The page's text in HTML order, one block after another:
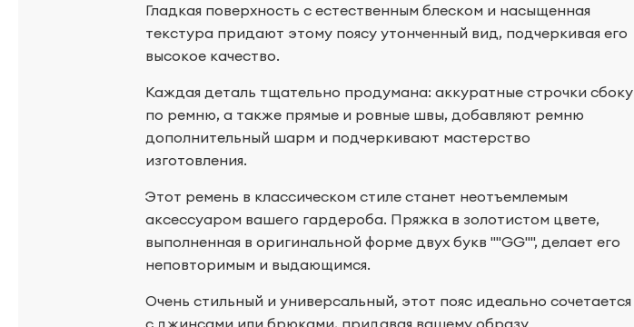
Гладкая поверхность с естественным блеском и насыщенная
текстура придают этому поясу утонченный вид, подчеркивая его
высокое качество.
Каждая деталь тщательно продумана: аккуратные строчки сбоку
по ремню, а также прямые и ровные швы, добавляют ремню
дополнительный шарм и подчеркивают мастерство
изготовления.
Этот ремень в классическом стиле станет неотъемлемым
аксессуаром вашего гардероба. Пряжка в золотистом цвете,
выполненная в оригинальной форме двух букв ""GG"", делает его
неповторимым и выдающимся.
Очень стильный и универсальный, этот пояс идеально сочетается
с джинсами или брюками, придавая вашему образу